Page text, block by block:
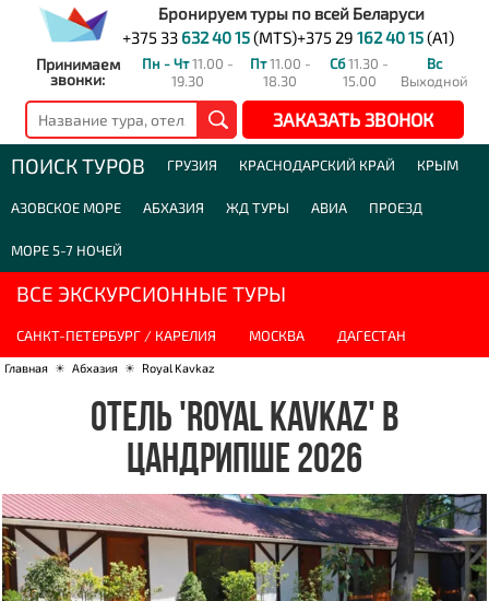
Бронируем туры по всей Беларуси
+375 33 632 40 15(MTS)+375 29 162 40 15(A1)
Принимаем
звонки:
Пн - Чт11.00 -
19.30
Пт11.00 -
18.30
Сб11.30 -
15.00
Вс
Выходной
ЗАКАЗАТЬ ЗВОНОК
ПОИСК ТУРОВ ГРУЗИЯ КРАСНОДАРСКИЙ КРАЙ КРЫМ
АЗОВСКОЕ МОРЕ АБХАЗИЯ ЖД ТУРЫ АВИА ПРОЕЗД
МОРЕ 5-7 НОЧЕЙ
ВСЕ ЭКСКУРСИОННЫЕ ТУРЫ
САНКТ-ПЕТЕРБУРГ / КАРЕЛИЯ МОСКВА ДАГЕСТАН
Главная ☀ Абхазия ☀ Royal Kavkaz
ОТЕЛЬ 'ROYAL KAVKAZ' В
ЦАНДРИПШЕ 2026